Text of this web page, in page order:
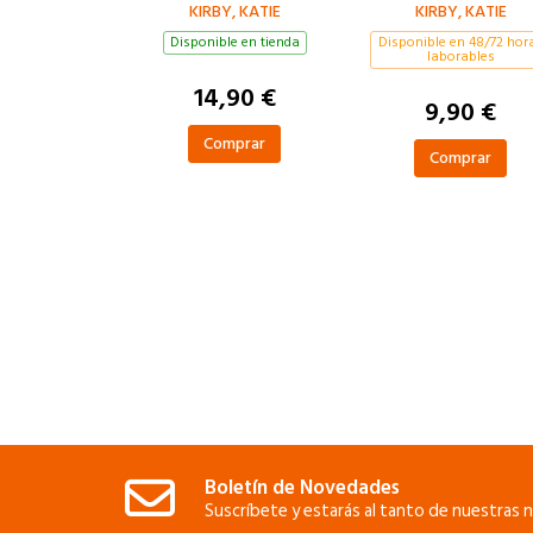
LOTTIE BROOKS
KIRBY, KATIE
Disponible en tienda
14,90 €
Comprar
KIRBY, KATIE
Disponible en 48/72
laborables
9,90 €
Comprar
Boletín de Novedades
Suscríbete y estarás al tanto de nuestras